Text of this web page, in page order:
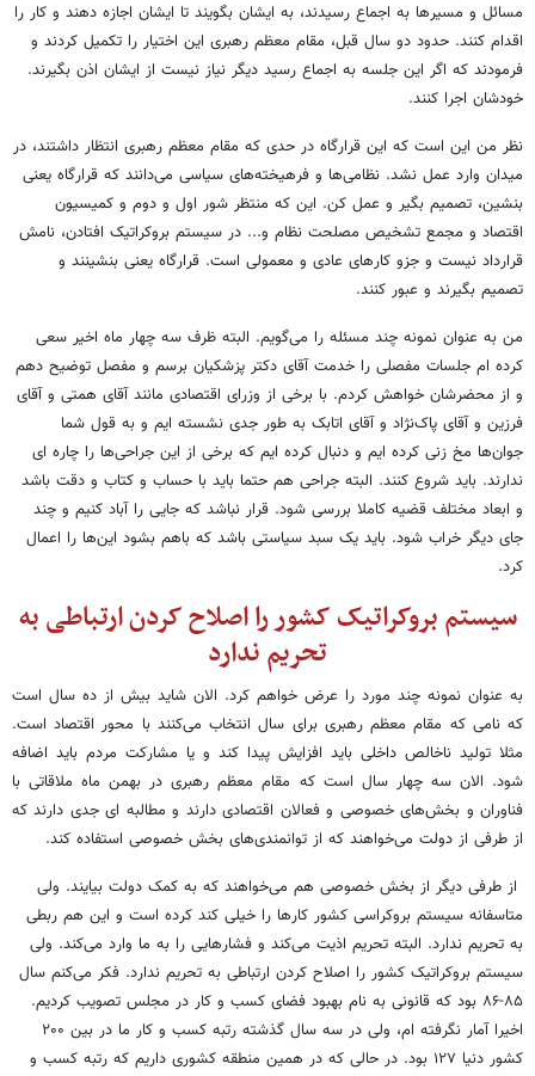
مسائل و مسیرها به اجماع رسیدند، به ایشان بگویند تا ایشان اجازه دهند و کار را
اقدام کنند. حدود دو سال قبل، مقام معظم رهبری این اختیار را تکمیل کردند و
فرمودند که اگر این جلسه به اجماع رسید دیگر نیاز نیست از ایشان اذن بگیرند.
خودشان اجرا کنند.
نظر من این است که این قرارگاه در حدی که مقام معظم رهبری انتظار داشتند، در
میدان وارد عمل نشد. نظامی‌ها و فرهیخته‌های سیاسی می‌دانند که قرارگاه یعنی
بنشین، تصمیم بگیر و عمل کن. این که منتظر شور اول و دوم و کمیسیون
اقتصاد و مجمع تشخیص مصلحت نظام و... در سیستم بروکراتیک افتادن، نامش
قرارداد نیست و جزو کارهای عادی و معمولی است. قرارگاه یعنی بنشینند و
تصمیم بگیرند و عبور کنند.
من به عنوان نمونه چند مسئله را می‌گویم. البته ظرف سه چهار ماه اخیر سعی
کرده ام جلسات مفصلی را خدمت آقای دکتر پزشکیان برسم و مفصل توضیح دهم
و از محضرشان خواهش کردم. با برخی از وزرای اقتصادی مانند آقای همتی و آقای
فرزین و آقای پاک‌نژاد و آقای اتابک به طور جدی نشسته ایم و به قول شما
جوان‌ها مخ زنی کرده ایم و دنبال کرده ایم که برخی از این جراحی‌ها را چاره ای
ندارند. باید شروع کنند. البته جراحی هم حتما باید با حساب و کتاب و دقت باشد
و ابعاد مختلف قضیه کاملا بررسی شود. قرار نباشد که جایی را آباد کنیم و چند
جای دیگر خراب شود. باید یک سبد سیاستی باشد که باهم بشود این‌ها را اعمال
کرد.
سیستم بروکراتیک کشور را اصلاح کردن ارتباطی به
تحریم ندارد
به عنوان نمونه چند مورد را عرض خواهم کرد. الان شاید بیش از ده سال است
که نامی که مقام معظم رهبری برای سال انتخاب می‌کنند با محور اقتصاد است.
مثلا تولید ناخالص داخلی باید افزایش پیدا کند و یا مشارکت مردم باید اضافه
شود. الان سه چهار سال است که مقام معظم رهبری در بهمن ماه ملاقاتی با
فناوران و بخش‌های خصوصی و فعالان اقتصادی دارند و مطالبه ای جدی دارند که
از طرفی از دولت می‌خواهند که از توانمندی‌های بخش خصوصی استفاده کند.
از طرفی دیگر از بخش خصوصی هم می‌خواهند که به کمک دولت بیایند. ولی
متاسفانه سیستم بروکراسی کشور کارها را خیلی کند کرده است و این هم ربطی
به تحریم ندارد. البته تحریم اذیت می‌کند و فشارهایی را به ما وارد می‌کند. ولی
سیستم بروکراتیک کشور را اصلاح کردن ارتباطی به تحریم ندارد. فکر می‌کنم سال
۸۵-۸۶ بود که قانونی به نام بهبود فضای کسب و کار در مجلس تصویب کردیم.
اخیرا آمار نگرفته ام، ولی در سه سال گذشته رتبه کسب و کار ما در بین ۲۰۰
کشور دنیا ۱۲۷ بود. در حالی که در همین منطقه کشوری داریم که رتبه کسب و